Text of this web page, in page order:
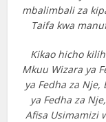
mbalimbali za
Taifa kwa
Kikao hicho
Mkuu Wizara ya
ya Fedha za
ya Fedha za
Afisa Usimamizi